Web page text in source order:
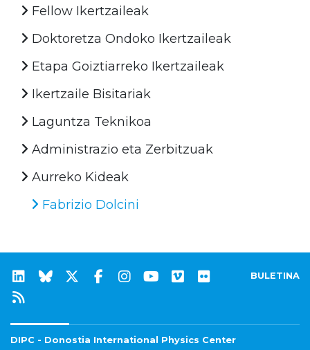
Fellow Ikertzaileak
Doktoretza Ondoko Ikertzaileak
Etapa Goiztiarreko Ikertzaileak
Ikertzaile Bisitariak
Laguntza Teknikoa
Administrazio eta Zerbitzuak
Aurreko Kideak
Fabrizio Dolcini
BULETINA
DIPC - Donostia International Physics Center